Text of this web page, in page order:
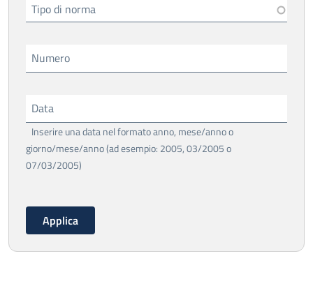
Tipo di norma
Numero
Data
Inserire una data nel formato anno, mese/anno o
giorno/mese/anno (ad esempio: 2005, 03/2005 o
07/03/2005)